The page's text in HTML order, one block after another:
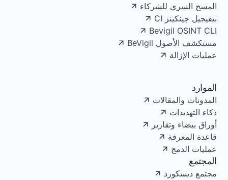
المسح السري للشركاء
بيفيجيل جينكينز CI
Bevigil OSINT CLI
مستكشف الأصول BeVigil
عمليات الإزالة
الموارد
المدونات والمقالات
ذكاء التهديدات
أوراق بيضاء وتقارير
قاعدة المعرفة
عمليات الدمج
المجتمع
مجتمع ديسكورد